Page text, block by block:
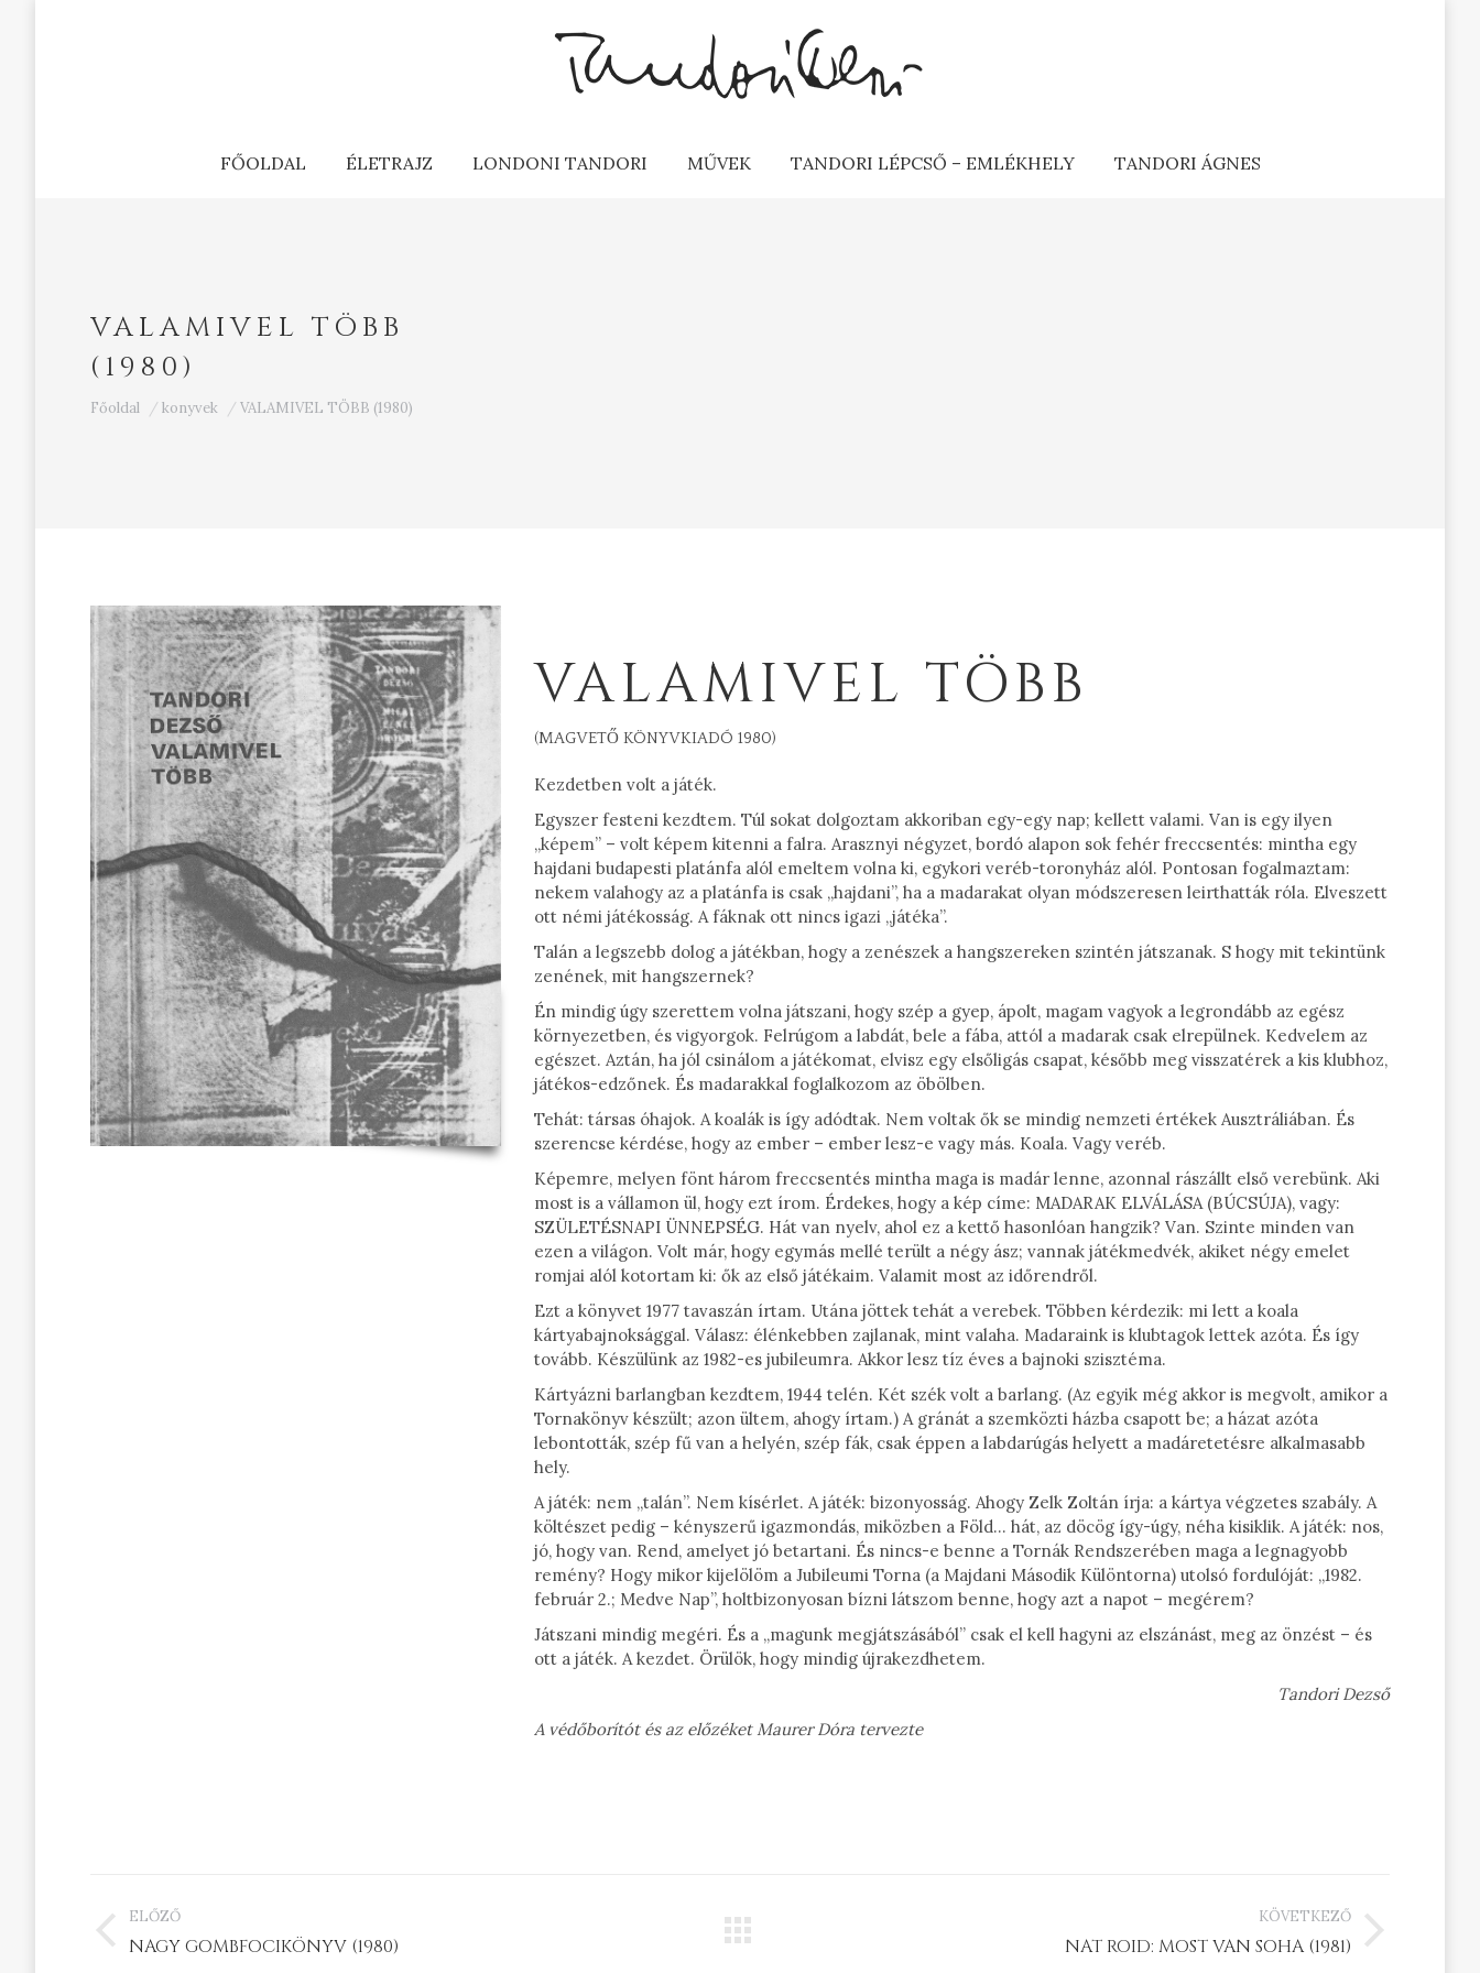
FŐOLDAL ÉLETRAJZ LONDONI TANDORI MŰVEK TANDORI LÉPCSŐ – EMLÉKHELY TANDORI ÁGNES
VALAMIVEL TÖBB
(1980)
Ön itt van:
Főoldal konyvek VALAMIVEL TÖBB (1980)
VALAMIVEL TÖBB
(MAGVETŐ KÖNYVKIADÓ 1980)
Kezdetben volt a játék.
Egyszer festeni kezdtem. Túl sokat dolgoztam akkoriban egy-egy nap; kellett valami. Van is egy ilyen
„képem” – volt képem kitenni a falra. Arasznyi négyzet, bordó alapon sok fehér freccsentés: mintha egy
hajdani budapesti platánfa alól emeltem volna ki, egykori veréb-toronyház alól. Pontosan fogalmaztam:
nekem valahogy az a platánfa is csak „hajdani”, ha a madarakat olyan módszeresen leirthatták róla. Elveszett
ott némi játékosság. A fáknak ott nincs igazi „játéka”.
Talán a legszebb dolog a játékban, hogy a zenészek a hangszereken szintén játszanak. S hogy mit tekintünk
zenének, mit hangszernek?
Én mindig úgy szerettem volna játszani, hogy szép a gyep, ápolt, magam vagyok a legrondább az egész
környezetben, és vigyorgok. Felrúgom a labdát, bele a fába, attól a madarak csak elrepülnek. Kedvelem az
egészet. Aztán, ha jól csinálom a játékomat, elvisz egy elsőligás csapat, később meg visszatérek a kis klubhoz,
játékos-edzőnek. És madarakkal foglalkozom az öbölben.
Tehát: társas óhajok. A koalák is így adódtak. Nem voltak ők se mindig nemzeti értékek Ausztráliában. És
szerencse kérdése, hogy az ember – ember lesz-e vagy más. Koala. Vagy veréb.
Képemre, melyen fönt három freccsentés mintha maga is madár lenne, azonnal rászállt első verebünk. Aki
most is a vállamon ül, hogy ezt írom. Érdekes, hogy a kép címe: MADARAK ELVÁLÁSA (BÚCSÚJA), vagy:
SZÜLETÉSNAPI ÜNNEPSÉG. Hát van nyelv, ahol ez a kettő hasonlóan hangzik? Van. Szinte minden van
ezen a világon. Volt már, hogy egymás mellé terült a négy ász; vannak játékmedvék, akiket négy emelet
romjai alól kotortam ki: ők az első játékaim. Valamit most az időrendről.
Ezt a könyvet 1977 tavaszán írtam. Utána jöttek tehát a verebek. Többen kérdezik: mi lett a koala
kártyabajnoksággal. Válasz: élénkebben zajlanak, mint valaha. Madaraink is klubtagok lettek azóta. És így
tovább. Készülünk az 1982-es jubileumra. Akkor lesz tíz éves a bajnoki szisztéma.
Kártyázni barlangban kezdtem, 1944 telén. Két szék volt a barlang. (Az egyik még akkor is megvolt, amikor a
Tornakönyv készült; azon ültem, ahogy írtam.) A gránát a szemközti házba csapott be; a házat azóta
lebontották, szép fű van a helyén, szép fák, csak éppen a labdarúgás helyett a madáretetésre alkalmasabb
hely.
A játék: nem „talán”. Nem kísérlet. A játék: bizonyosság. Ahogy Zelk Zoltán írja: a kártya végzetes szabály. A
költészet pedig – kényszerű igazmondás, miközben a Föld… hát, az döcög így-úgy, néha kisiklik. A játék: nos,
jó, hogy van. Rend, amelyet jó betartani. És nincs-e benne a Tornák Rendszerében maga a legnagyobb
remény? Hogy mikor kijelölöm a Jubileumi Torna (a Majdani Második Különtorna) utolsó fordulóját: „1982.
február 2.; Medve Nap”, holtbizonyosan bízni látszom benne, hogy azt a napot – megérem?
Játszani mindig megéri. És a „magunk megjátszásából” csak el kell hagyni az elszánást, meg az önzést – és
ott a játék. A kezdet. Örülök, hogy mindig újrakezdhetem.
Tandori Dezső
A védőborítót és az előzéket Maurer Dóra tervezte
PROJECT
NAVIGATION
ELŐZŐ
Previous
NAGY GOMBFOCIKÖNYV (1980)
KÖVETKEZŐ
NAT ROID: MOST VAN SOHA (1981)